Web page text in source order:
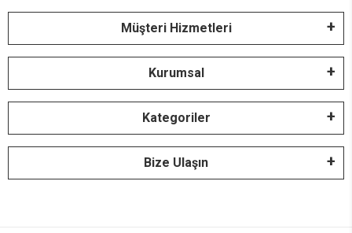
Müşteri Hizmetleri
Kurumsal
Kategoriler
Bize Ulaşın